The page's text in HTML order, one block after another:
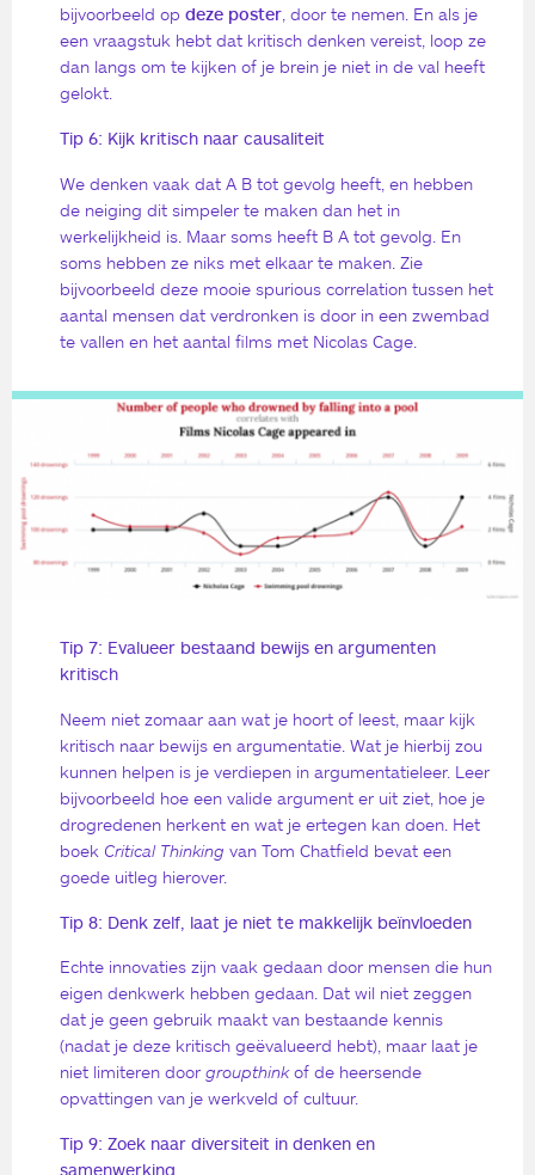
bijvoorbeeld op deze poster , door te nemen. En als je
een vraagstuk hebt dat kritisch denken vereist, loop ze
dan langs om te kijken of je brein je niet in de val heeft
gelokt.
Tip 6: Kijk kritisch naar causaliteit
We denken vaak dat A B tot gevolg heeft, en hebben
de neiging dit simpeler te maken dan het in
werkelijkheid is. Maar soms heeft B A tot gevolg. En
soms hebben ze niks met elkaar te maken. Zie
bijvoorbeeld deze mooie spurious correlation tussen het
aantal mensen dat verdronken is door in een zwembad
te vallen en het aantal films met Nicolas Cage.
Tip 7: Evalueer bestaand bewijs en argumenten
kritisch
Neem niet zomaar aan wat je hoort of leest, maar kijk
kritisch naar bewijs en argumentatie. Wat je hierbij zou
kunnen helpen is je verdiepen in argumentatieleer. Leer
bijvoorbeeld hoe een valide argument er uit ziet, hoe je
drogredenen herkent en wat je ertegen kan doen. Het
boek Critical Thinking van Tom Chatfield bevat een
goede uitleg hierover.
Tip 8: Denk zelf, laat je niet te makkelijk beïnvloeden
Echte innovaties zijn vaak gedaan door mensen die hun
eigen denkwerk hebben gedaan. Dat wil niet zeggen
dat je geen gebruik maakt van bestaande kennis
(nadat je deze kritisch geëvalueerd hebt), maar laat je
niet limiteren door groupthinkof de heersende
opvattingen van je werkveld of cultuur.
Tip 9: Zoek naar diversiteit in denken en
samenwerking